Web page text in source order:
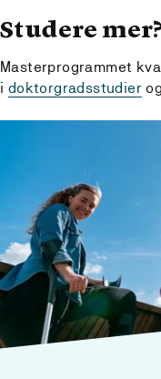
Studere mer?
Masterprogrammet
i doktorgradsstudier